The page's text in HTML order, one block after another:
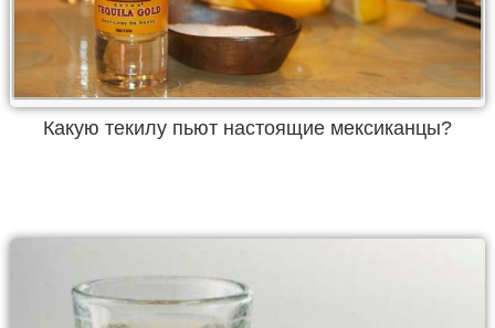
Какую текилу пьют настоящие мексиканцы?